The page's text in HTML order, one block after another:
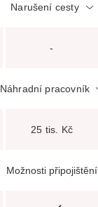
Narušení cesty
-
Náhradní pracovník
25 tis. Kč
Možnosti připojištění